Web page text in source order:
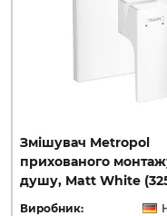
Змішувач Metropol
прихованого
душу, Matt White
Виробник: